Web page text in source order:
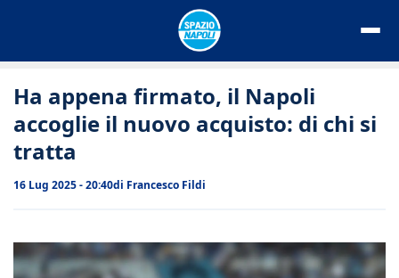
Ha appena firmato, il Napoli
accoglie il nuovo acquisto: di chi si
tratta
16 Lug 2025 - 20:40di Francesco Fildi